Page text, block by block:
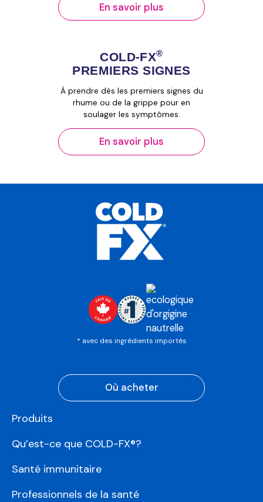
En savoir plus
COLD‑FX®
PREMIERS SIGNES
À prendre dès les premiers signes du
rhume ou de la grippe pour en
soulager les symptômes.
En savoir plus
* avec des ingrédients importés
Produits
Qu’est-ce que COLD-FX®?
Santé immunitaire
Où acheter
Professionnels de la santé